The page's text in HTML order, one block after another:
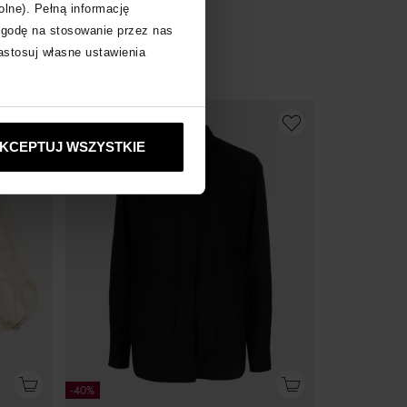
Pełną informację
na stosowanie przez nas
własne ustawienia
WSZYSTKIE
1 725zł
Najniższa cena: 3 450
Cena regularna:
-40%